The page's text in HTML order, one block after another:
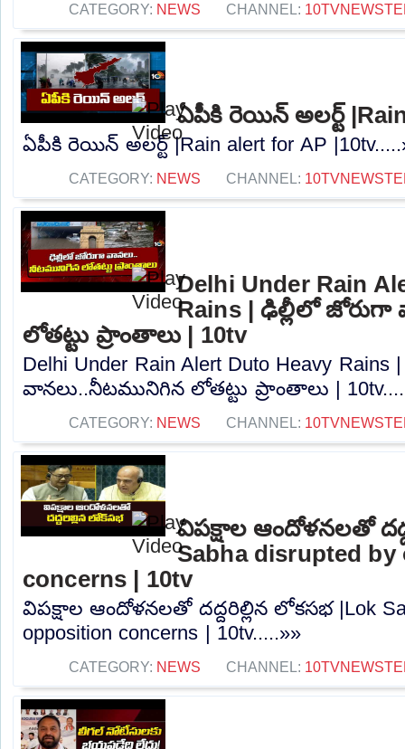
CATEGORY: NEWS CHANNEL:
ఏపీకి రెయిన్ అలర్ట్
ఏపీకి రెయిన్ అలర్ట్ |Rain alert for AP
CATEGORY: NEWS CHANNEL:
Delhi Under Rain
Rains | ఢిల్లీలో
లోతట్టు ప్రాంతాలు | 10tv
Delhi Under Rain Alert Duto Heavy
వానలు..నీటమునిగిన లోతట్టు ప్రాంతాలు |
CATEGORY: NEWS CHANNEL:
విపక్షాల ఆందోళనలతో
Sabha disrupted
concerns | 10tv
విపక్షాల ఆందోళనలతో దద్దరిల్లిన లోకసభ |Lok
opposition concerns | 10tv.....»»
CATEGORY: NEWS CHANNEL: